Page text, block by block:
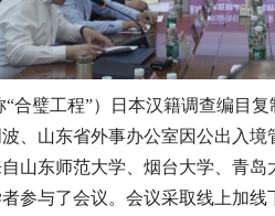
合璧工程”）日本汉籍调查编
、山东省外事办公室因公出入
山东师范大学、烟台大学、青
参与了会议。会议采取线上加